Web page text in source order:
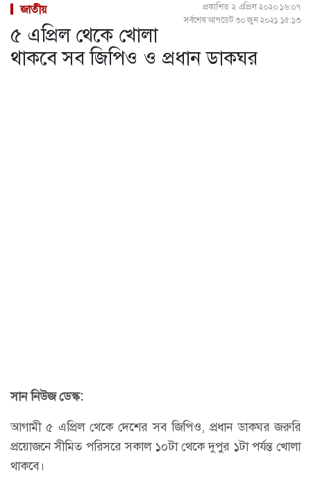
জাতীয়
প্রকাশিত ২ এপ্রিল ২০২০ ১৬:০৭
সর্বশেষ আপডেট ৩০ জুন ২০২১ ১৫:১৩
৫ এপ্রিল থেকে খোলা
থাকবে সব জিপিও ও প্রধান ডাকঘর
সান নিউজ ডেস্ক:
আগামী ৫ এপ্রিল থেকে দেশের সব জিপিও, প্রধান ডাকঘর জরুরি
প্রয়োজনে সীমিত পরিসরে সকাল ১০টা থেকে দুপুর ১টা পর্যন্ত খোলা
থাকবে।